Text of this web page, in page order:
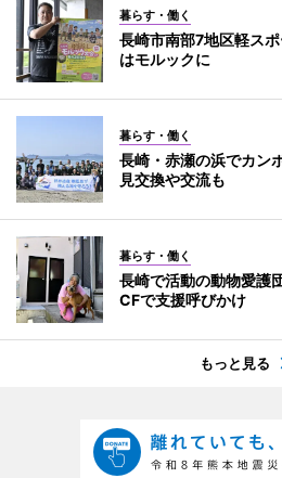
暮らす・働く
長崎市南部7地区軽ス
はモルックに
暮らす・働く
長崎・赤瀬の浜でカ
見交換や交流も
暮らす・働く
長崎で活動の動物愛護
CFで支援呼びかけ
もっと見る